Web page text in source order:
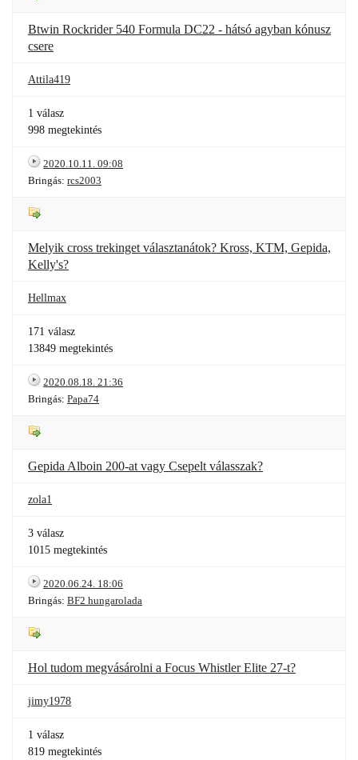
Btwin Rockrider 540 Formula DC22 - hátsó agyban kónusz
csere
Attila419
1 válasz
998 megtekintés
2020.10.11. 09:08
Bringás: rcs2003
Melyik cross trekinget választanátok? Kross, KTM, Gepida,
Kelly's?
Hellmax
171 válasz
13849 megtekintés
2020.08.18. 21:36
Bringás: Papa74
Gepida Alboin 200-at vagy Csepelt válasszak?
zola1
3 válasz
1015 megtekintés
2020.06.24. 18:06
Bringás: BF2 hungarolada
Hol tudom megvásárolni a Focus Whistler Elite 27-t?
jimy1978
1 válasz
819 megtekintés